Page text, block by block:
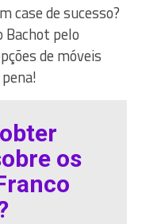
case de sucesso?
Bachot pelo
de móveis
os